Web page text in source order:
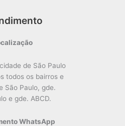
de São Paulo
todos os bairros e
São Paulo, gde.
e gde. ABCD.
WhatsApp